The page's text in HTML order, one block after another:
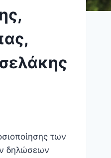
των
δηλώσεων